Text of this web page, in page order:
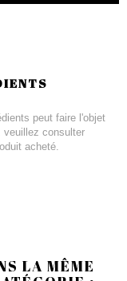
peut faire l'objet
veuillez consulter
acheté.
LA MÊME